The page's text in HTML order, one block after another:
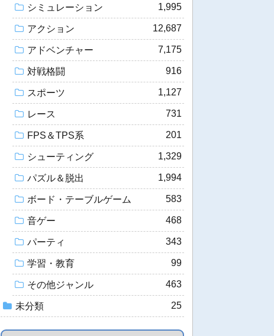
シミュレーション 1,995
アクション 12,687
アドベンチャー 7,175
対戦格闘 916
スポーツ 1,127
レース 731
FPS＆TPS系 201
シューティング 1,329
パズル＆脱出 1,994
ボード・テーブルゲーム 583
音ゲー 468
パーティ 343
学習・教育 99
その他ジャンル 463
未分類 25